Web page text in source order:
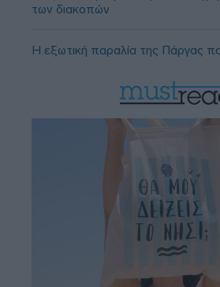
των διακοπών
Η εξωτική παραλία της Πάργας